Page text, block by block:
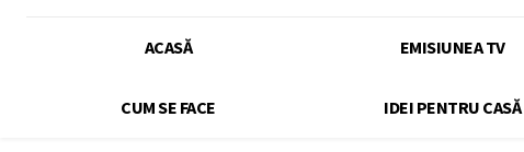
ACASĂ EMISIUNEA TV
CUM SE FACE IDEI PENTRU CASĂ